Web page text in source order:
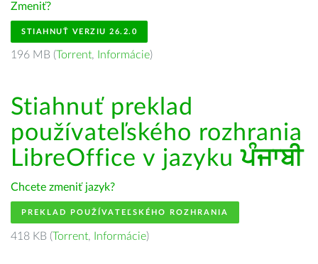
Zmeniť?
STIAHNUŤ VERZIU 26.2.0
196 MB (Torrent, Informácie)
Stiahnuť preklad
používateľského rozhrania
LibreOffice v jazykuਪੰਜਾਬੀ
Chcete zmeniť jazyk?
PREKLAD POUŽÍVATEĽSKÉHO ROZHRANIA
418 KB (Torrent, Informácie)